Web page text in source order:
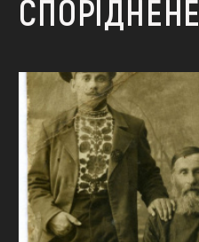
СПОРІДНЕНЕ